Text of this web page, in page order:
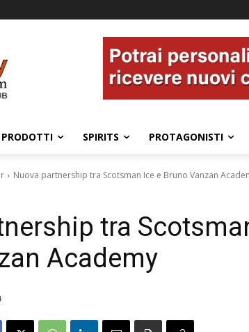
PRODOTTI SPIRITS PROTAGONISTI
Nuova partnership tra Scotsman Ice e Bruno Vanzan
tra
Academy